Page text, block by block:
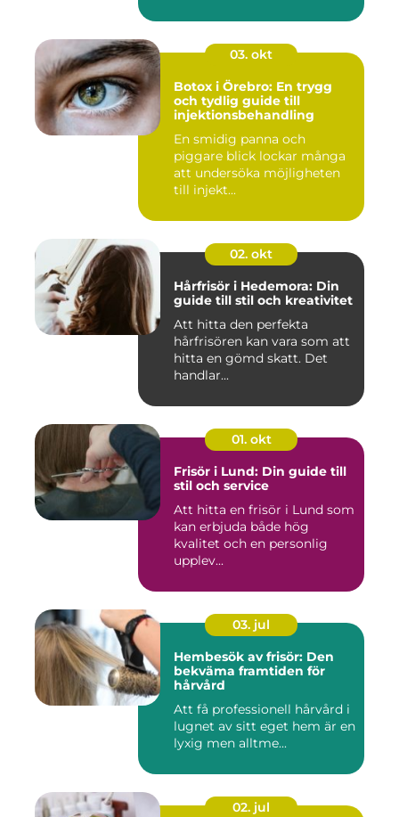
03. okt
Botox i Örebro: En trygg
och tydlig guide till
injektionsbehandling
En smidig panna och
piggare blick lockar många
att undersöka möjligheten
till injekt...
02. okt
Hårfrisör i Hedemora: Din
guide till stil och kreativitet
Att hitta den perfekta
hårfrisören kan vara som att
hitta en gömd skatt. Det
handlar...
01. okt
Frisör i Lund: Din guide till
stil och service
Att hitta en frisör i Lund som
kan erbjuda både hög
kvalitet och en personlig
upplev...
03. jul
Hembesök av frisör: Den
bekväma framtiden för
hårvård
Att få professionell hårvård i
lugnet av sitt eget hem är en
lyxig men alltme...
02. jul